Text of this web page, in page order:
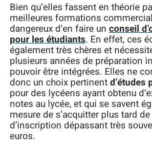
Bien qu’elles fassent en théorie
meilleures formations
dangereux d’en faire un conseil
pour les étudiants. En effet, ces
également très chères et
plusieurs années de préparation
pouvoir être intégrées. Elles ne
donc un choix pertinentd’études
pour des lycéens ayant obtenu
notes au lycée, et qui se savent
mesure de s’acquitter plus tard
d’inscription dépassant très
euros.